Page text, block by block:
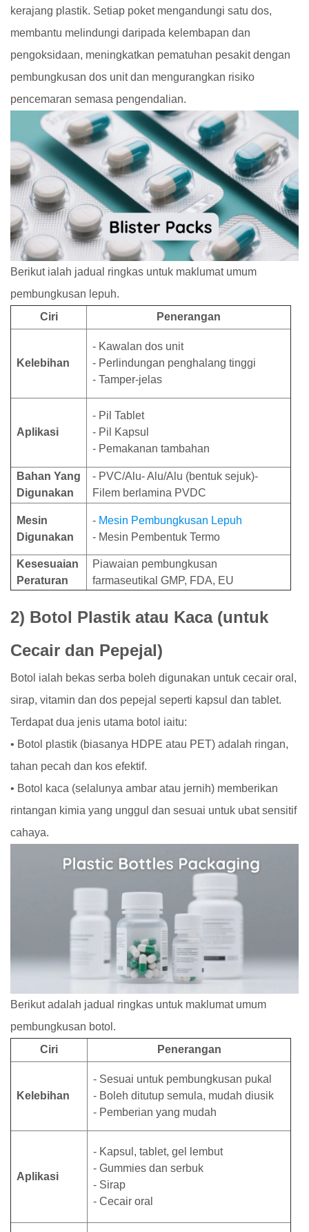
kerajang plastik. Setiap poket mengandungi satu dos,
membantu melindungi daripada kelembapan dan
pengoksidaan, meningkatkan pematuhan pesakit dengan
pembungkusan dos unit dan mengurangkan risiko
pencemaran semasa pengendalian.
Berikut ialah jadual ringkas untuk maklumat umum
pembungkusan lepuh.
Ciri
Penerangan
Kelebihan
- Kawalan dos unit
- Perlindungan penghalang tinggi
- Tamper-jelas
Aplikasi
- Pil Tablet
- Pil Kapsul
- Pemakanan tambahan
Bahan Yang
Digunakan
- PVC/Alu- Alu/Alu (bentuk sejuk)-
Filem berlamina PVDC
Mesin
Digunakan
- Mesin Pembungkusan Lepuh
- Mesin Pembentuk Termo
Kesesuaian
Peraturan
Piawaian pembungkusan
farmaseutikal GMP, FDA, EU
2) Botol Plastik atau Kaca (untuk
Cecair dan Pepejal)
Botol ialah bekas serba boleh digunakan untuk cecair oral,
sirap, vitamin dan dos pepejal seperti kapsul dan tablet.
Terdapat dua jenis utama botol iaitu:
• Botol plastik (biasanya HDPE atau PET) adalah ringan,
tahan pecah dan kos efektif.
• Botol kaca (selalunya ambar atau jernih) memberikan
rintangan kimia yang unggul dan sesuai untuk ubat sensitif
cahaya.
Berikut adalah jadual ringkas untuk maklumat umum
pembungkusan botol.
Ciri
Penerangan
Kelebihan
- Sesuai untuk pembungkusan pukal
- Boleh ditutup semula, mudah diusik
- Pemberian yang mudah
Aplikasi
- Kapsul, tablet, gel lembut
- Gummies dan serbuk
- Sirap
- Cecair oral